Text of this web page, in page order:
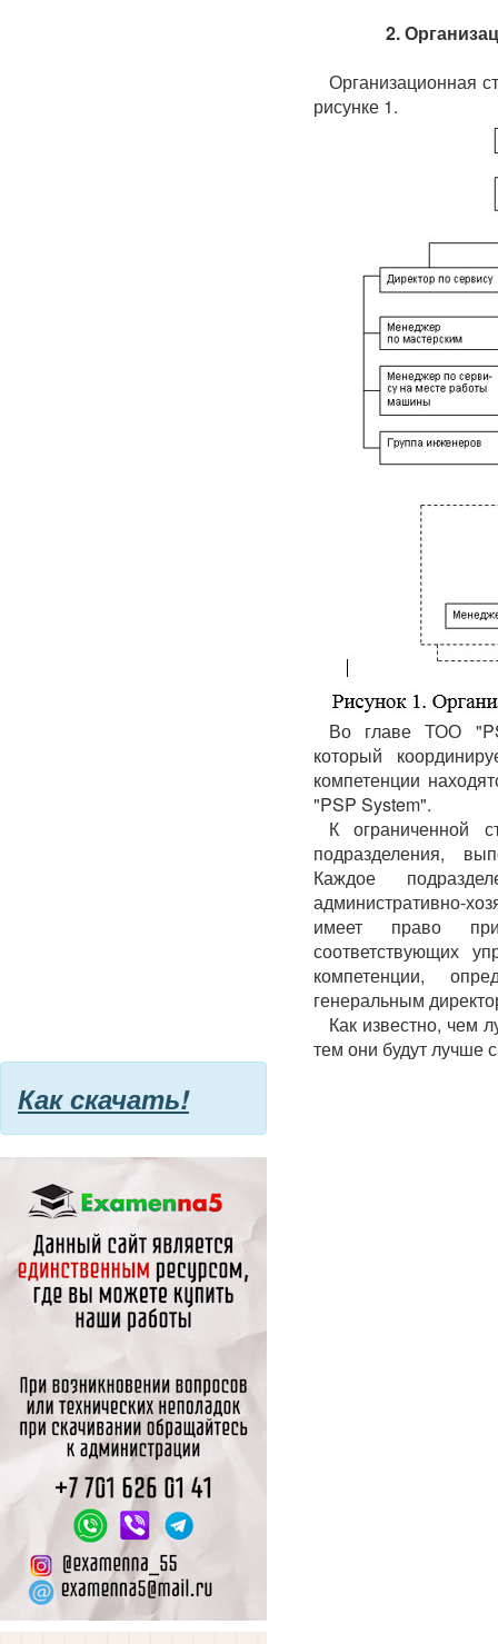
2.
Организационная
рисунке 1.
Во главе ТОО
который
компетенции
"PSP System".
К ограниченной
подразделения,
Каждое
административно-
имеет право
соответствующих
компетенции,
генеральным
Как известно, чем
тем они будут лучше
Как скачать!